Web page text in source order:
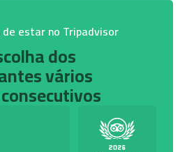
estar no Tripadvisor
dos
vários